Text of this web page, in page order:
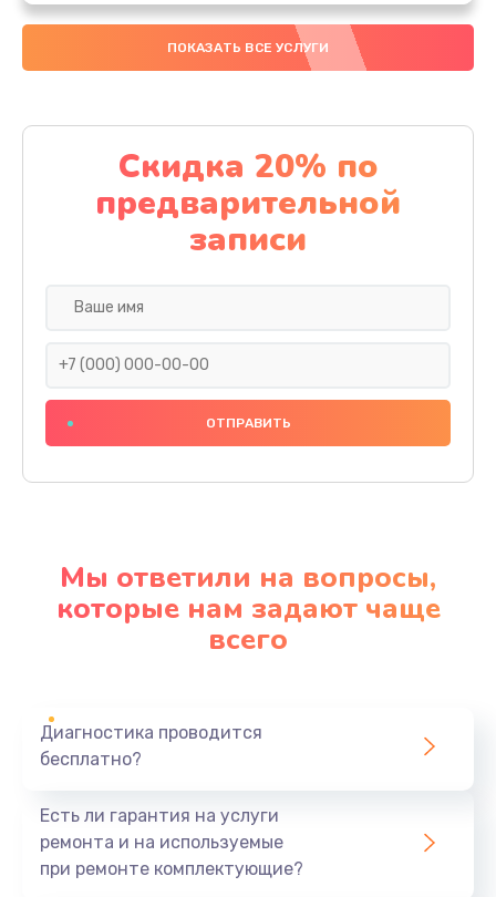
Замена аккумулятора
4000 руб.
Замена материнской платы
1100 руб.
Заказать
Замена праймера
1000 руб.
Заказать
Профилактическая чистка
Заказать
ПОКАЗАТЬ ВСЕ УСЛУГИ
Скидка 20% по
предварительной
записи
Мы ответили на вопросы,
которые нам задают чаще
всего
Диагностика проводится
бесплатно?
Есть ли гарантия на услуги
ремонта и на используемые
при ремонте комплектующие?